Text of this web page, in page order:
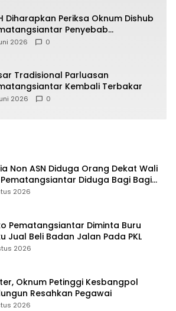
Diharapkan Periksa Oknum Dishub
Penyebab
PAD Retribusi Parkir
2026 0
Tradisional Parluasan
Kembali Terbakar
2026 0
Non ASN Diduga Orang Dekat Wali
Diduga Bagi Bagi
ke Kontraktor
2026
Pematangsiantar Diminta Buru
Jual Beli Badan Jalan Pada PKL
2026
Oknum Petinggi Kesbangpol
Resahkan Pegawai
2026